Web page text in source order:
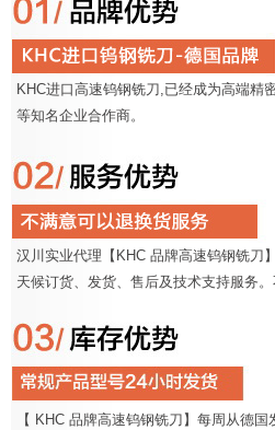
KHC进口高速钨钢铣刀,已经成为高端精
等知名企业合作商。
汉川实业代理【KHC 品牌高速钨钢铣刀
天候订货、发货、售后及技术支持服务
【 KHC 品牌高速钨钢铣刀】每周从德